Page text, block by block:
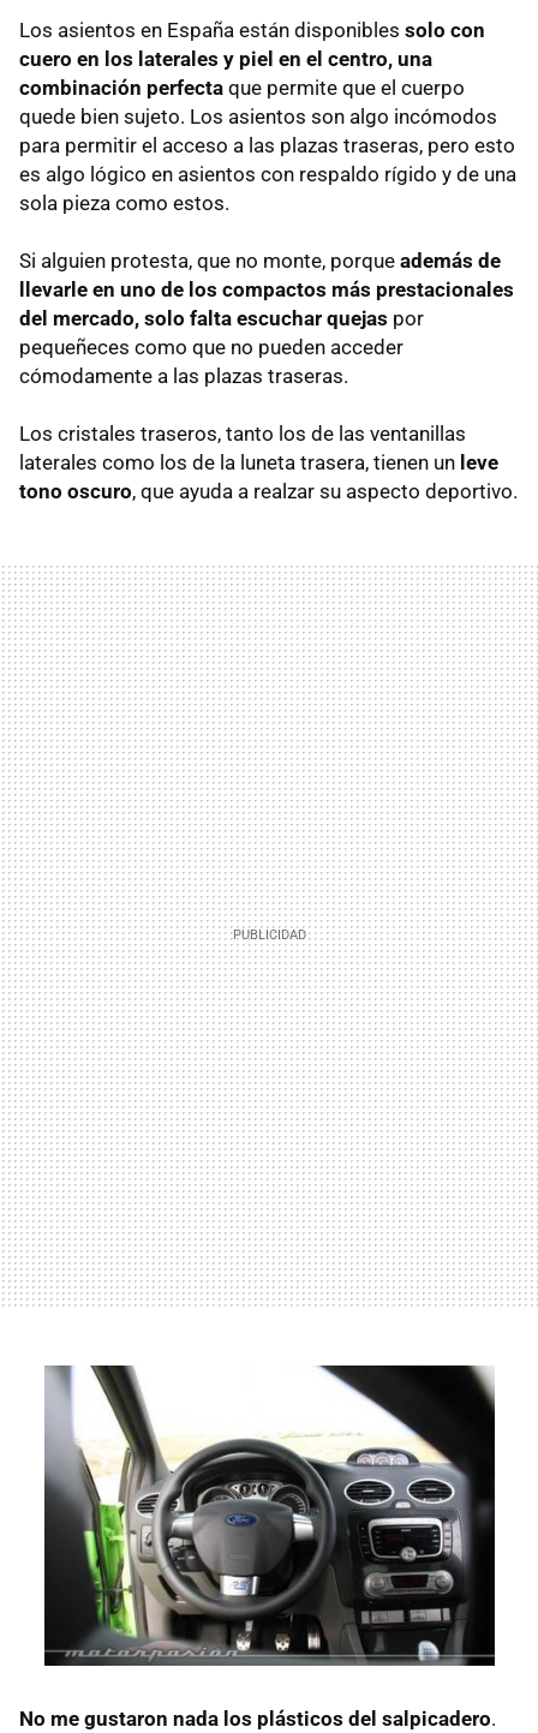
Los asientos en España están disponibles solo con
cuero en los laterales y piel en el centro, una
combinación perfecta que permite que el cuerpo
quede bien sujeto. Los asientos son algo incómodos
para permitir el acceso a las plazas traseras, pero esto
es algo lógico en asientos con respaldo rígido y de una
sola pieza como estos.
Si alguien protesta, que no monte, porque además de
llevarle en uno de los compactos más prestacionales
del mercado, solo falta escuchar quejas por
pequeñeces como que no pueden acceder
cómodamente a las plazas traseras.
Los cristales traseros, tanto los de las ventanillas
laterales como los de la luneta trasera, tienen un leve
tono oscuro, que ayuda a realzar su aspecto deportivo.
No me gustaron nada los plásticos del salpicadero.